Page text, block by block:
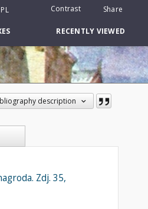
PL Contrast Share
RECENTLY VIEWED
description
Zdj. 35,